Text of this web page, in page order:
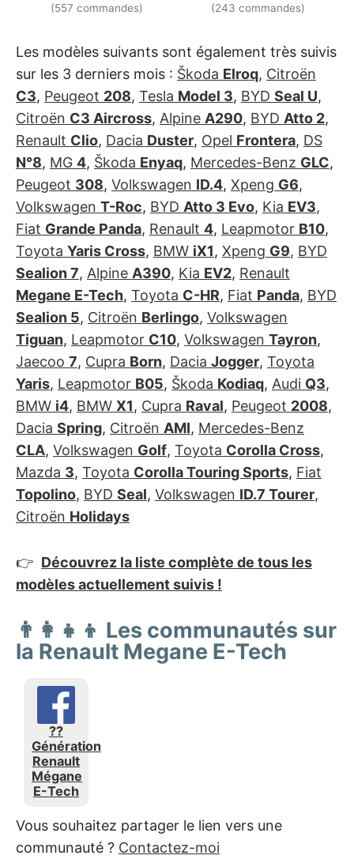
(557 commandes) (243 commandes)
Les modèles suivants sont également très suivis
sur les 3 derniers mois : Škoda Elroq, Citroën
C3, Peugeot 208, Tesla Model 3, BYD Seal U,
Citroën C3 Aircross, Alpine A290, BYD Atto 2,
Renault Clio, Dacia Duster, Opel Frontera, DS
N°8, MG 4, Škoda Enyaq, Mercedes-Benz GLC,
Peugeot 308, Volkswagen ID.4, Xpeng G6,
Volkswagen T-Roc, BYD Atto 3 Evo, Kia EV3,
Fiat Grande Panda, Renault 4, Leapmotor B10,
Toyota Yaris Cross, BMW iX1, Xpeng G9, BYD
Sealion 7, Alpine A390, Kia EV2, Renault
Megane E-Tech, Toyota C-HR, Fiat Panda, BYD
Sealion 5, Citroën Berlingo, Volkswagen
Tiguan, Leapmotor C10, Volkswagen Tayron,
Jaecoo 7, Cupra Born, Dacia Jogger, Toyota
Yaris, Leapmotor B05, Škoda Kodiaq, Audi Q3,
BMW i4, BMW X1, Cupra Raval, Peugeot 2008,
Dacia Spring, Citroën AMI, Mercedes-Benz
CLA, Volkswagen Golf, Toyota Corolla Cross,
Mazda 3, Toyota Corolla Touring Sports, Fiat
Topolino, BYD Seal, Volkswagen ID.7 Tourer,
Citroën Holidays
👉 Découvrez la liste complète de tous les
modèles actuellement suivis !
👨‍👩‍👧‍👦 Les communautés sur
la Renault Megane E-Tech
??
Génération
Renault
Mégane
E-Tech
Vous souhaitez partager le lien vers une
communauté ? Contactez-moi